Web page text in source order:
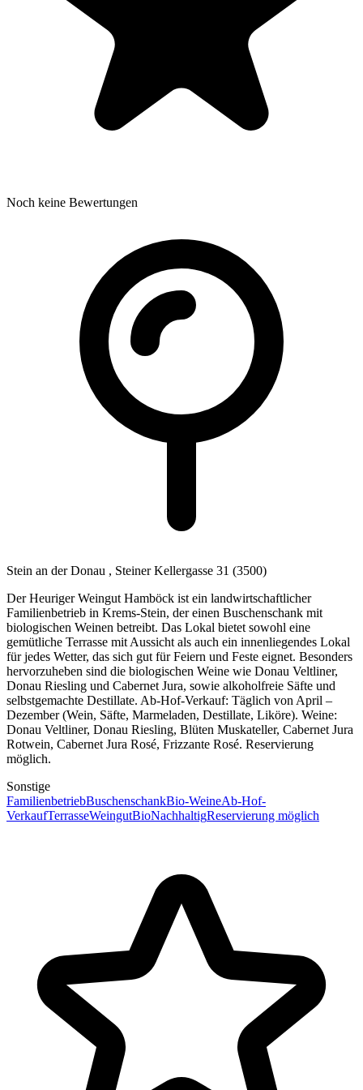
Noch keine Bewertungen
Stein an der Donau , Steiner Kellergasse 31 (3500)
Der Heuriger Weingut Hamböck ist ein landwirtschaftlicher
Familienbetrieb in Krems-Stein, der einen Buschenschank mit
biologischen Weinen betreibt. Das Lokal bietet sowohl eine
gemütliche Terrasse mit Aussicht als auch ein innenliegendes Lokal
für jedes Wetter, das sich gut für Feiern und Feste eignet. Besonders
hervorzuheben sind die biologischen Weine wie Donau Veltliner,
Donau Riesling und Cabernet Jura, sowie alkoholfreie Säfte und
selbstgemachte Destillate. Ab-Hof-Verkauf: Täglich von April –
Dezember (Wein, Säfte, Marmeladen, Destillate, Liköre). Weine:
Donau Veltliner, Donau Riesling, Blüten Muskateller, Cabernet Jura
Rotwein, Cabernet Jura Rosé, Frizzante Rosé. Reservierung
möglich.
Sonstige
FamilienbetriebBuschenschankBio-WeineAb-Hof-
VerkaufTerrasseWeingutBioNachhaltigReservierung möglich